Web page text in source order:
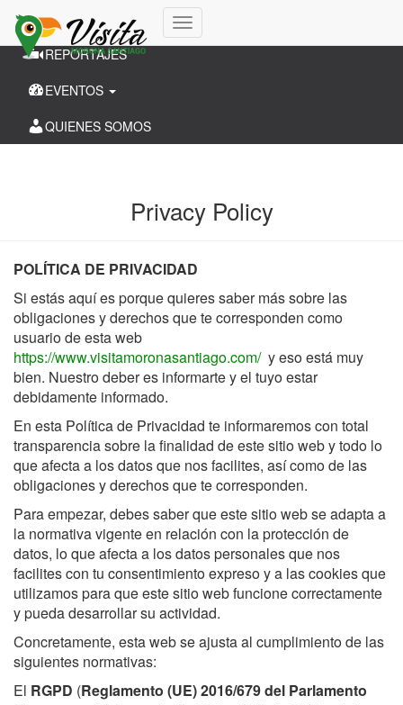
CANTONES
REPORTAJES
EVENTOS
QUIENES SOMOS
Cambiar
Privacy Policy
POLÍTICA DE PRIVACIDAD
Si estás aquí es porque quieres saber más sobre las
obligaciones y derechos que te corresponden como
usuario de esta web
https://www.visitamoronasantiago.com/y eso está muy
bien. Nuestro deber es informarte y el tuyo estar
debidamente informado.
En esta Política de Privacidad te informaremos con total
transparencia sobre la finalidad de este sitio web y todo lo
que afecta a los datos que nos facilites, así como de las
obligaciones y derechos que te corresponden.
Para empezar, debes saber que este sitio web se adapta a
la normativa vigente en relación con la protección de
datos, lo que afecta a los datos personales que nos
facilites con tu consentimiento expreso y a las cookies que
utilizamos para que este sitio web funcione correctamente
y pueda desarrollar su actividad.
Concretamente, esta web se ajusta al cumplimiento de las
siguientes normativas:
El RGPD (Reglamento (UE) 2016/679 del Parlamento